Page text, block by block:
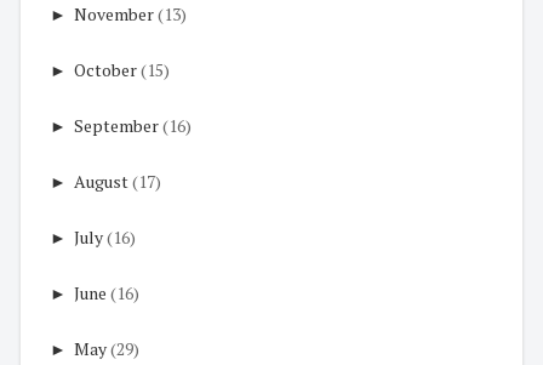
► November(13)
► October(15)
► September(16)
► August(17)
► July(16)
► June (16)
► May(29)